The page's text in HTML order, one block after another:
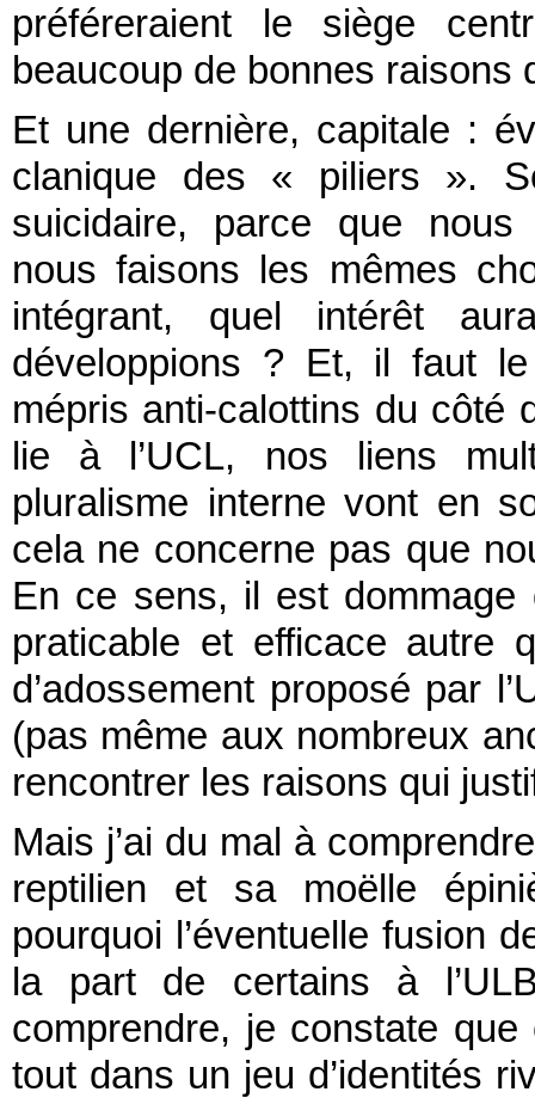
préféreraient le siège
beaucoup de bonnes raisons
Et une dernière, capitale :
clanique des « piliers ».
suicidaire, parce que nous
nous faisons les mêmes
intégrant, quel intérêt
développions ? Et, il faut
mépris anti-calottins du côté
lie à l’UCL, nos liens
pluralisme interne vont en
cela ne concerne pas que
En ce sens, il est dommage
praticable et efficace autre
d’adossement proposé par
(pas même aux nombreux
rencontrer les raisons qui
Mais j’ai du mal à
reptilien et sa moëlle
pourquoi l’éventuelle fusion
la part de certains à
comprendre, je constate
tout dans un jeu d’identités